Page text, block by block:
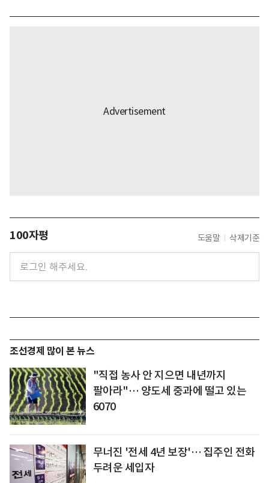
100자평 도움말 삭제기준
조선경제 많이 본 뉴스
"직접 농사 안 지으면 내년까지
팔아라"… 양도세 중과에 떨고 있는
6070
무너진 '전세 4년 보장'… 집주인 전화
두려운 세입자